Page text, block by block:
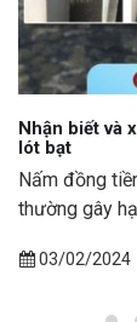
Nhận biết và
lót bạt
Nấm đồng
thường gây
03/02/2024